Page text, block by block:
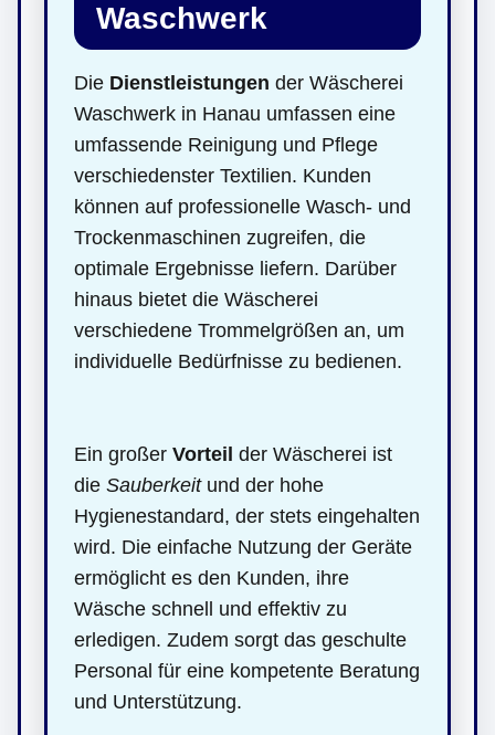
Waschwerk
Die Dienstleistungen der Wäscherei
Waschwerk in Hanau umfassen eine
umfassende Reinigung und Pflege
verschiedenster Textilien. Kunden
können auf professionelle Wasch- und
Trockenmaschinen zugreifen, die
optimale Ergebnisse liefern. Darüber
hinaus bietet die Wäscherei
verschiedene Trommelgrößen an, um
individuelle Bedürfnisse zu bedienen.
Ein großer Vorteil der Wäscherei ist
die Sauberkeitund der hohe
Hygienestandard, der stets eingehalten
wird. Die einfache Nutzung der Geräte
ermöglicht es den Kunden, ihre
Wäsche schnell und effektiv zu
erledigen. Zudem sorgt das geschulte
Personal für eine kompetente Beratung
und Unterstützung.